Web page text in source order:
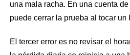
una mala racha. En una cuenta
puede cerrar la prueba al tocar un
El tercer error es no revisar el